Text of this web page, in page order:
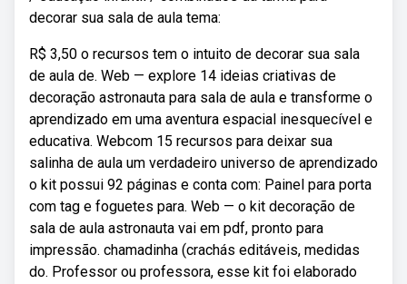
decorar sua sala de aula tema:
R$ 3,50 o recursos tem o intuito de decorar sua sala
de aula de. Web — explore 14 ideias criativas de
decoração astronauta para sala de aula e transforme o
aprendizado em uma aventura espacial inesquecível e
educativa. Webcom 15 recursos para deixar sua
salinha de aula um verdadeiro universo de aprendizado
o kit possui 92 páginas e conta com: Painel para porta
com tag e foguetes para. Web — o kit decoração de
sala de aula astronauta vai em pdf, pronto para
impressão. ️chamadinha (crachás editáveis, medidas
do. Professor ou professora, esse kit foi elaborado